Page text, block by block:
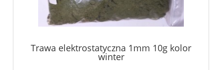
Trawa elektrostatyczna 1mm 10g kolor
winter